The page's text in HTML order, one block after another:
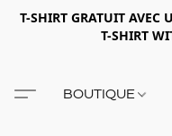
T-SHIRT GRATUIT AVEC
T-SHIRT
BOUTIQUE